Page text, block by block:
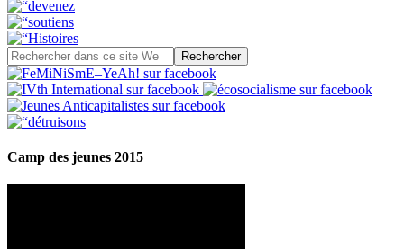
Camp des jeunes 2015